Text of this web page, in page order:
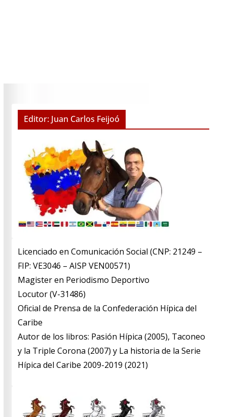
Editor: Juan Carlos Feijoó
Licenciado en Comunicación Social (CNP: 21249 –
FIP: VE3046 – AISP VEN00571)
​Magister en Periodismo Deportivo
​Locutor (V-31486)
​Oficial de Prensa de la Confederación Hípica del
Caribe
​Autor de los libros: Pasión Hípica (2005), Taconeo
y la Triple Corona (2007) y La historia de la Serie
Hípica del Caribe 2009-2019 (2021)